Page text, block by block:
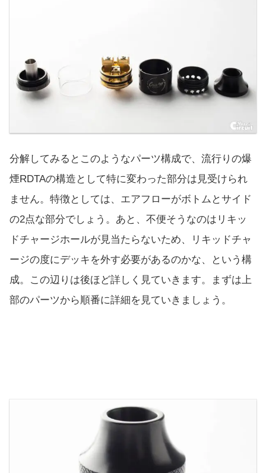
分解してみるとこのようなパーツ構成で、流行りの爆
煙RDTAの構造として特に変わった部分は見受けられ
ません。特徴としては、エアフローがボトムとサイド
の2点な部分でしょう。あと、不便そうなのはリキッ
ドチャージホールが見当たらないため、リキッドチャ
ージの度にデッキを外す必要があるのかな、という構
成。この辺りは後ほど詳しく見ていきます。まずは上
部のパーツから順番に詳細を見ていきましょう。